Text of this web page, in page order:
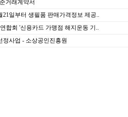
거래계약서
21일부터 생필품 판매가격정보 제공..
합회 '신용카드 가맹점 해지운동 기..
정사업 - 소상공인진흥원